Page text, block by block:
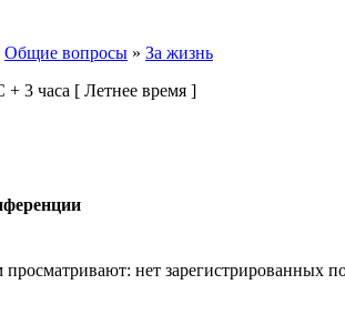
Общие вопросы » За жизнь
+ 3 часа [ Летнее время ]
нет зарегистрированных